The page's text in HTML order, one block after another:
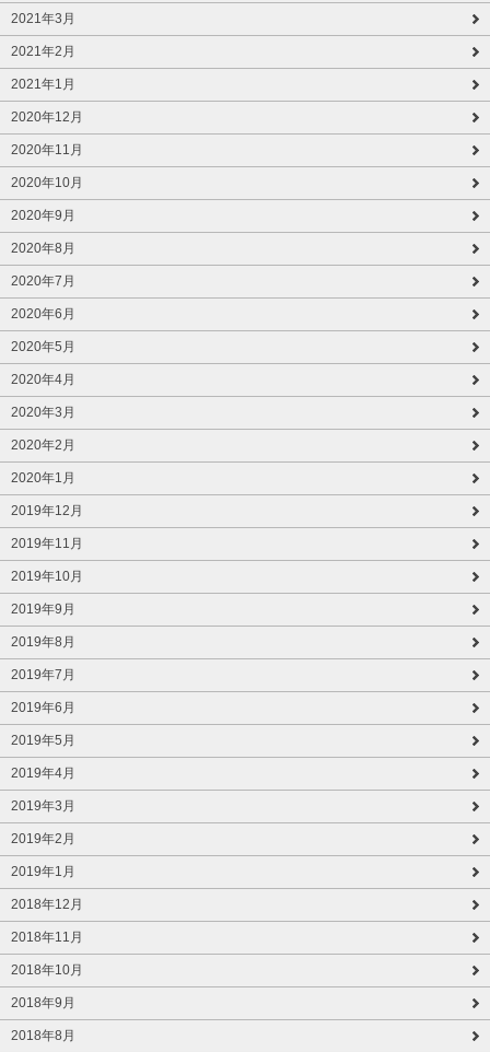
2021年3月
2021年2月
2021年1月
2020年12月
2020年11月
2020年10月
2020年9月
2020年8月
2020年7月
2020年6月
2020年5月
2020年4月
2020年3月
2020年2月
2020年1月
2019年12月
2019年11月
2019年10月
2019年9月
2019年8月
2019年7月
2019年6月
2019年5月
2019年4月
2019年3月
2019年2月
2019年1月
2018年12月
2018年11月
2018年10月
2018年9月
2018年8月